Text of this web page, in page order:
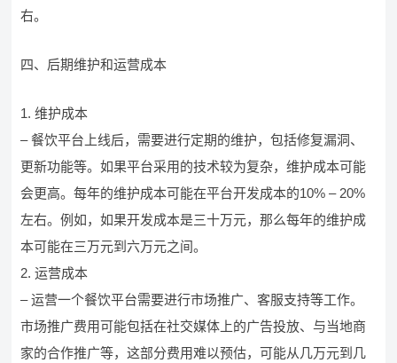
右。
四、后期维护和运营成本
1. 维护成本
– 餐饮平台上线后，需要进行定期的维护，包括修复漏洞、
更新功能等。如果平台采用的技术较为复杂，维护成本可能
会更高。每年的维护成本可能在平台开发成本的10% – 20%
左右。例如，如果开发成本是三十万元，那么每年的维护成
本可能在三万元到六万元之间。
2. 运营成本
– 运营一个餐饮平台需要进行市场推广、客服支持等工作。
市场推广费用可能包括在社交媒体上的广告投放、与当地商
家的合作推广等，这部分费用难以预估，可能从几万元到几